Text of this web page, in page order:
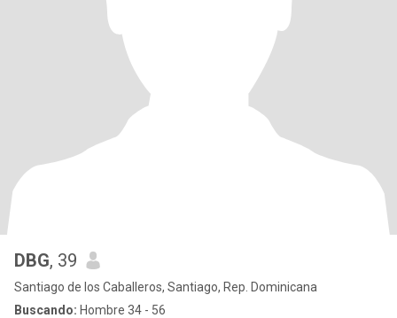
DBG, 39
Santiago de los Caballeros, Santiago, Rep. Dominicana
Buscando: Hombre 34 - 56